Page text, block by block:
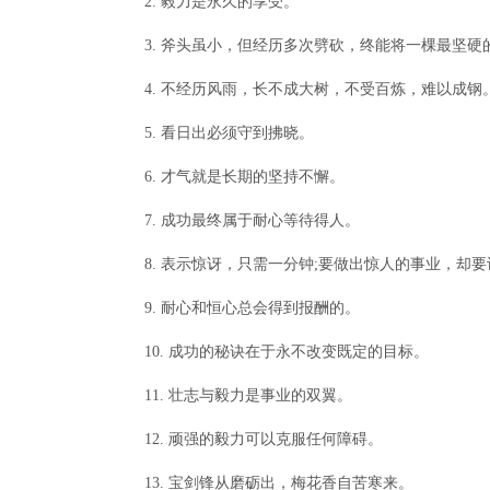
3. 斧头虽小，但经历多次劈砍，终能将一棵最坚硬
4. 不经历风雨，长不成大树，不受百炼，难以成钢。
5. 看日出必须守到拂晓。
6. 才气就是长期的坚持不懈。
7. 成功最终属于耐心等待得人。
8. 表示惊讶，只需一分钟;要做出惊人的事业，却要
9. 耐心和恒心总会得到报酬的。
10. 成功的秘诀在于永不改变既定的目标。
11. 壮志与毅力是事业的双翼。
12. 顽强的毅力可以克服任何障碍。
13. 宝剑锋从磨砺出，梅花香自苦寒来。